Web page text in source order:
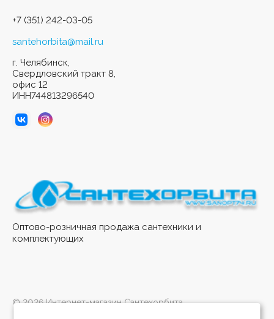
Оптово-розничная продажа сантехники и
комплектующих
+7 (351) 242-03-05
santehorbita@mail.ru
г. Челябинск,
Свердловский тракт 8,
офис 12
ИНН744813296540
© 2026 Интернет-магазин Сантехорбита